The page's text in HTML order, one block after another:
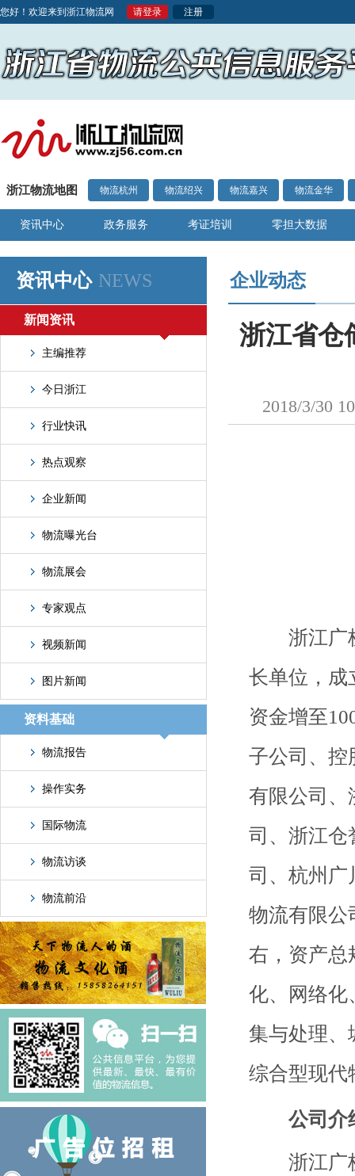
您好！欢迎来到浙江物流网 请登录 注册
浙江物流地图 物流杭州 物流绍兴 物流嘉兴 物流金华
资讯中心 政务服务 考证培训 零担大数据
资讯中心 NEWS
新闻资讯
主编推荐
今日浙江
行业快讯
热点观察
企业新闻
物流曝光台
物流展会
专家观点
视频新闻
图片新闻
资料基础
物流报告
操作实务
国际物流
物流访谈
物流前沿
企业动态
浙江省仓
2018/3/30
浙江广
长单位， 成
资金增至
子公司、控
有限公司、
司、浙江仓
司、杭州广
物流有限公
右，资产总
化、网络化
集与处理、
综合型现代
公司介
浙江广杭